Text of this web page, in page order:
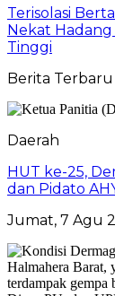
Terisolasi
Nekat
Tinggi
Berita Terbaru
Daerah
HUT ke-25,
dan Pidato
Jumat, 7 Agu